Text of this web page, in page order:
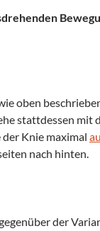
oben
stattdessen mit
Knie maximal
nach hinten.
der